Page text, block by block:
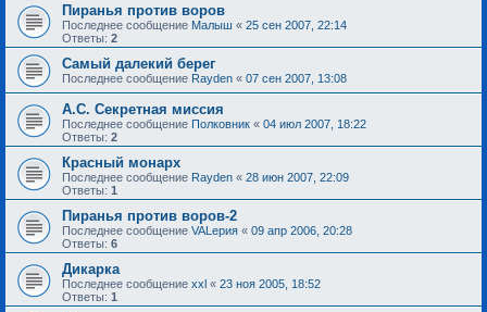
Пиранья против воров
Последнее сообщение Малыш « 25 сен 2007, 22:14
Ответы: 2
Самый далекий берег
Последнее сообщение Rayden « 07 сен 2007, 13:08
А.С. Секретная миссия
Последнее сообщение Полковник « 04 июл 2007, 18:22
Ответы: 2
Красный монарх
Последнее сообщение Rayden « 28 июн 2007, 22:09
Ответы: 1
Пиранья против воров-2
Последнее сообщение VALерия « 09 апр 2006, 20:28
Ответы: 6
Дикарка
Последнее сообщение xxl « 23 ноя 2005, 18:52
Ответы: 1